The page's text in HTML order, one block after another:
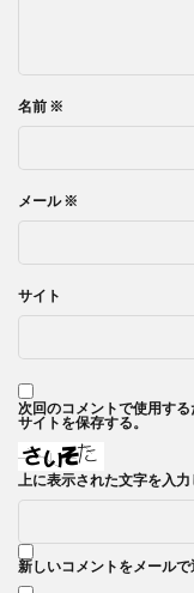
名前 ※
メール※
サイト
次回のコメントで使用する
サイトを保存する。
上に表示された文字を入力
新しいコメントをメールで